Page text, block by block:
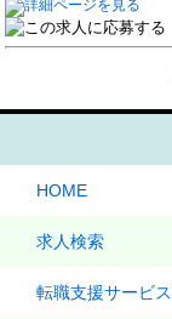
HOME
求人検索
転職支援サービス